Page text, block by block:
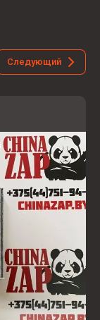
Следующий